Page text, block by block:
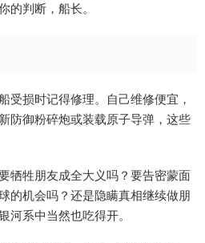
的判断，船长。
受损时记得修理。自己维修便宜，
防御粉碎炮或装载原子导弹，这些
牺牲朋友成全大义吗？要告密蒙面
的机会吗？还是隐瞒真相继续做朋
河系中当然也吃得开。